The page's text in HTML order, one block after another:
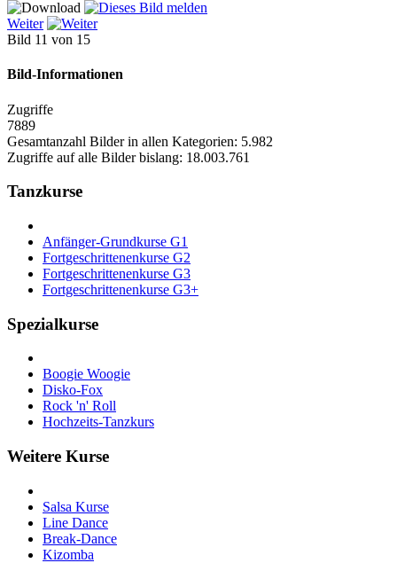
Weiter
Bild 11 von 15
Bild-Informationen
Zugriffe
7889
Gesamtanzahl Bilder in allen Kategorien: 5.982
Zugriffe auf alle Bilder bislang: 18.003.761
Tanzkurse
Anfänger-Grundkurse G1
Fortgeschrittenenkurse G2
Fortgeschrittenenkurse G3
Fortgeschrittenenkurse G3+
Spezialkurse
Boogie Woogie
Disko-Fox
Rock 'n' Roll
Hochzeits-Tanzkurs
Weitere Kurse
Salsa Kurse
Line Dance
Break-Dance
Kizomba